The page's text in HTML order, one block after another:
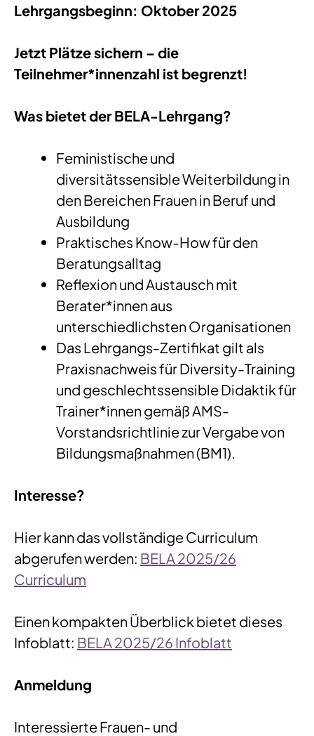
Lehrgangsbeginn: Oktober 2025
Jetzt Plätze sichern – die
Teilnehmer*innenzahl ist begrenzt!
Was bietet der BELA-Lehrgang?
Feministische und
diversitätssensible Weiterbildung in
den Bereichen Frauen in Beruf und
Ausbildung
Praktisches Know-How für den
Beratungsalltag
Reflexion und Austausch mit
Berater*innen aus
unterschiedlichsten Organisationen
Das Lehrgangs-Zertifikat gilt als
Praxisnachweis für Diversity-Training
und geschlechtssensible Didaktik für
Trainer*innen gemäß AMS-
Vorstandsrichtlinie zur Vergabe von
Bildungsmaßnahmen (BM1).
Interesse?
Hier kann das vollständige Curriculum
abgerufen werden: BELA 2025/26
Curriculum
Einen kompakten Überblick bietet dieses
Infoblatt: BELA 2025/26 Infoblatt
Anmeldung
Interessierte Frauen- und